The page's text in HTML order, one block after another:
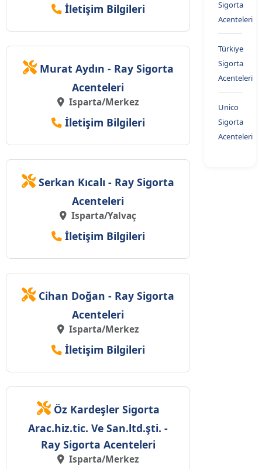
İletişim Bilgileri
Murat Aydın - Ray Sigorta
Acenteleri
Isparta/Merkez
İletişim Bilgileri
Serkan Kıcalı - Ray Sigorta
Acenteleri
Isparta/Yalvaç
İletişim Bilgileri
Cihan Doğan - Ray Sigorta
Acenteleri
Isparta/Merkez
İletişim Bilgileri
Öz Kardeşler Sigorta
Arac.hiz.tic. Ve San.ltd.şti. -
Ray Sigorta Acenteleri
Isparta/Merkez
Sigorta
Acenteleri
Türkiye
Sigorta
Acenteleri
Unico
Sigorta
Acenteleri